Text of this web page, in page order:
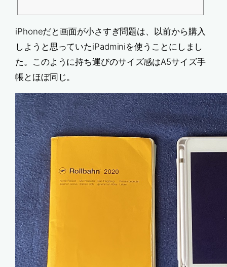
ミニ月 (iphone)、各週の予定一覧 (iphone)、予定一覧の 8 つの標準表示を
サポートしていま…
iPhoneだと画面が小さすぎ問題は、以前から購入
しようと思っていたiPadminiを使うことにしまし
た。このように持ち運びのサイズ感はA5サイズ手
帳とほぼ同じ。